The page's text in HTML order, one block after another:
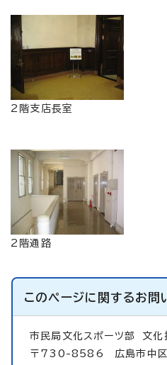
2階支店長室
2階通路
このページに関するお問
市民局文化スポーツ部 文化
〒730-8586 広島市中区